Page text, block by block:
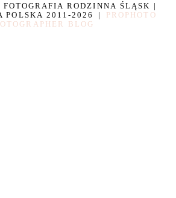
RODZINNA ŚLĄSK |
POLSKA 2011-2026
|
PROPHOTO
BLOG